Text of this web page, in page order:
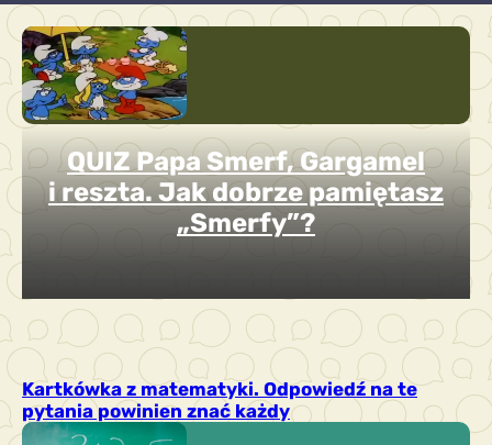
QUIZ Papa Smerf, Gargamel
i reszta. Jak dobrze pamiętasz
„Smerfy”?
Kartkówka z matematyki. Odpowiedź na te
pytania powinien znać każdy